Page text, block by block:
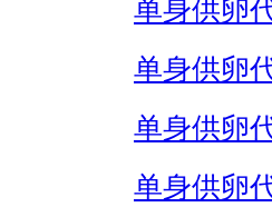
单身供卵
单身供卵
单身供卵
单身供卵